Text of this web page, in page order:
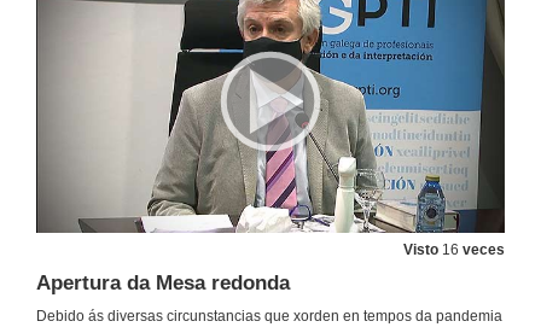
Visto 16 veces
Apertura da Mesa redonda
Debido ás diversas circunstancias que xorden en tempos da pandemia